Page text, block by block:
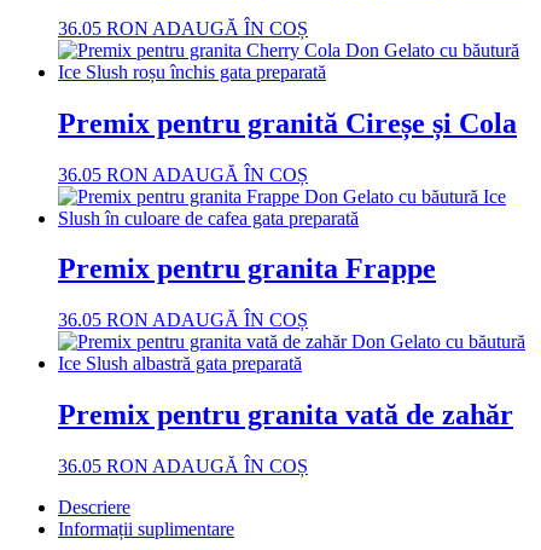
36.05 RON ADAUGĂ ÎN COȘ
Premix pentru granită Cireșe și Cola
36.05 RON ADAUGĂ ÎN COȘ
Premix pentru granita Frappe
36.05 RON ADAUGĂ ÎN COȘ
Premix pentru granita vată de zahăr
36.05 RON ADAUGĂ ÎN COȘ
Descriere
Informații suplimentare